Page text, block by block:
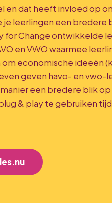
en dat heeft invloed op
je leerlingen een bredere
for Change ontwikkelde
en VWO waarmee
economische ideeën
geven havo- en vwo-
een bredere blik
& play te gebruiken